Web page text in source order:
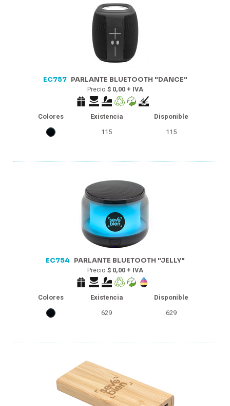
EC757 PARLANTE BLUETOOTH "DANCE"
Precio $ 0,00 + IVA
Colores Existencia
Disponible
115
115
EC754 PARLANTE BLUETOOTH "JELLY"
Precio $ 0,00 + IVA
Colores Existencia
Disponible
629
629